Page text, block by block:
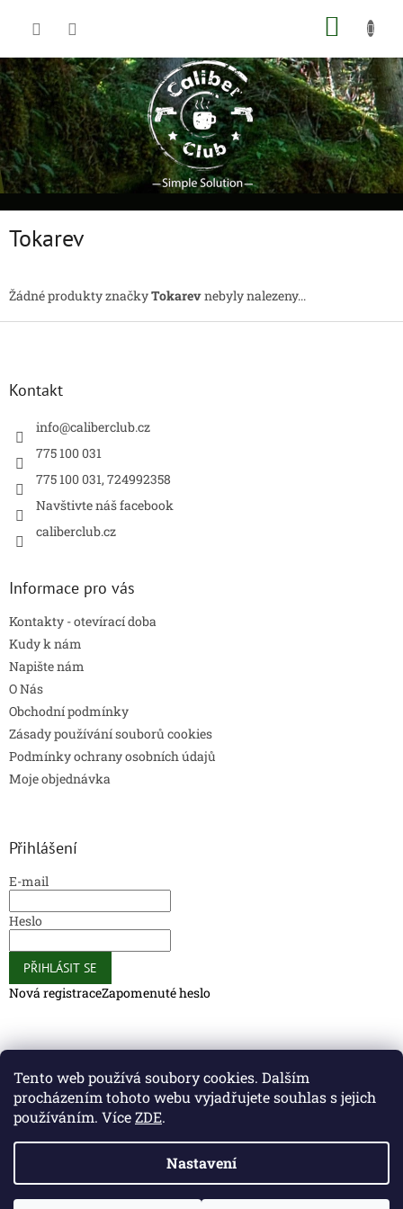
Tento web používá soubory cookies. Dalším
procházením tohoto webu vyjadřujete souhlas s jejich
používáním. VíceZDE.
Nastavení
Tokarev
Žádné produkty značkyTokarevnebyly nalezeny...
Kontakt
info@caliberclub.cz
775 100 031
775 100 031, 724992358
Navštivte náš facebook
caliberclub.cz
Informace pro vás
Kontakty - otevírací doba
Kudy k nám
Napište nám
O Nás
Obchodní podmínky
Zásady používání souborů cookies
Podmínky ochrany osobních údajů
Moje objednávka
Přihlášení
E-mail
Heslo
PŘIHLÁSIT SE
Nová registraceZapomenuté heslo
Caliber Club - Gun Store